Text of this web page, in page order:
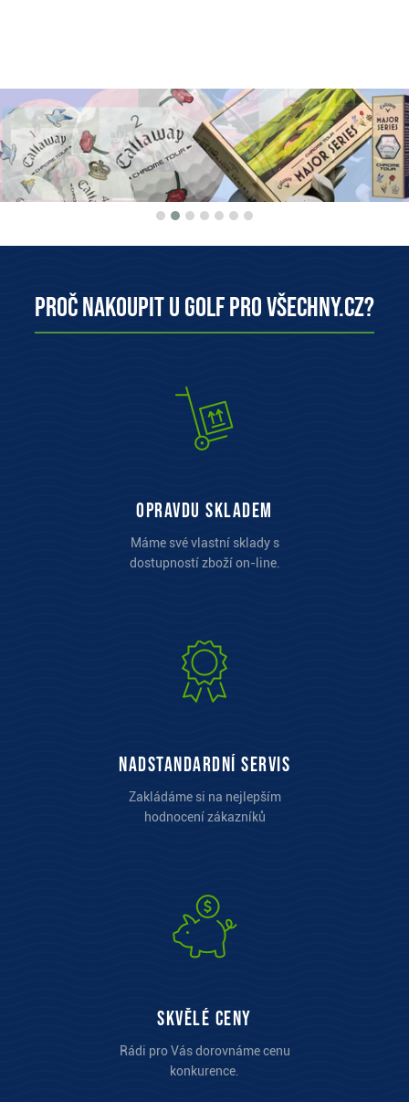
Proč nakoupit u Golf pro všechny.cz?
opravdu skladem
Máme své vlastní sklady s
dostupností zboží on-line.
Nadstandardní servis
Zakládáme si na nejlepším
hodnocení zákazníků
Skvělé ceny
Rádi pro Vás dorovnáme cenu
konkurence.